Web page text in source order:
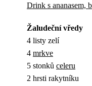
Drink s ananasem,
Žaludeční vředy
4 listy zelí
4 mrkve
5 stonků celeru
2 hrsti rakytníku